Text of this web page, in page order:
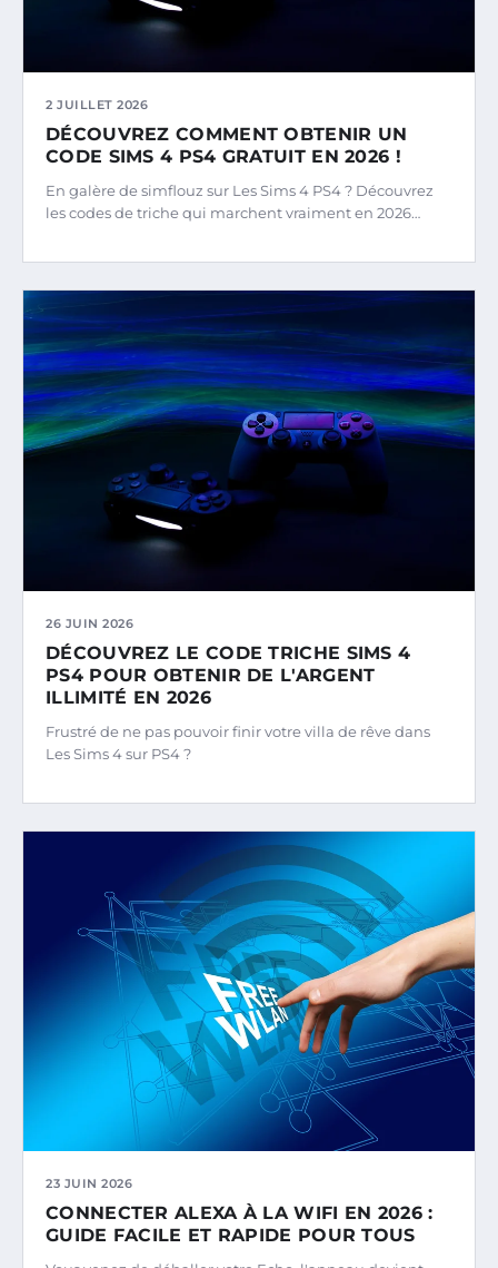
2 JUILLET 2026
DÉCOUVREZ COMMENT OBTENIR UN
CODE SIMS 4 PS4 GRATUIT EN 2026 !
En galère de simflouz sur Les Sims 4 PS4 ? Découvrez
les codes de triche qui marchent vraiment en 2026…
26 JUIN 2026
DÉCOUVREZ LE CODE TRICHE SIMS 4
PS4 POUR OBTENIR DE L'ARGENT
ILLIMITÉ EN 2026
Frustré de ne pas pouvoir finir votre villa de rêve dans
Les Sims 4 sur PS4 ?
23 JUIN 2026
CONNECTER ALEXA À LA WIFI EN 2026 :
GUIDE FACILE ET RAPIDE POUR TOUS